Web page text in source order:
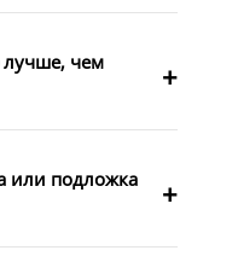
лучше, чем
или подложка